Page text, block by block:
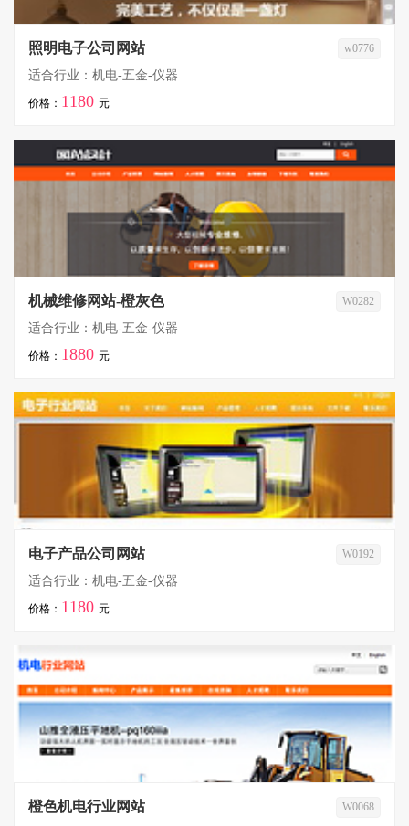
照明电子公司网站 w0776
适合行业：机电-五金-仪器
价格： 1180 元
机械维修网站-橙灰色 W0282
适合行业：机电-五金-仪器
价格： 1880 元
电子产品公司网站 W0192
适合行业：机电-五金-仪器
价格： 1180 元
橙色机电行业网站 W0068